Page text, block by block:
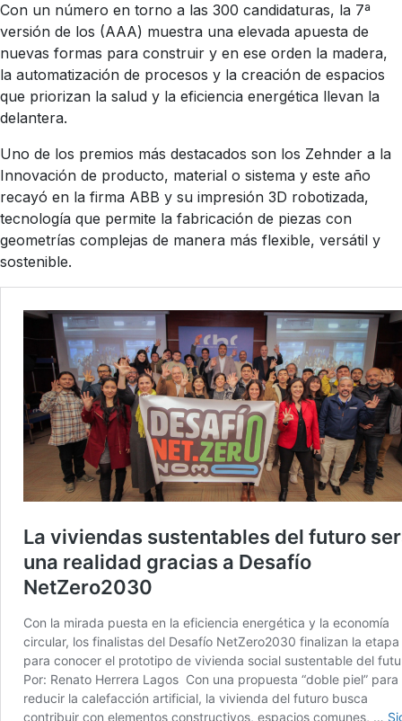
Con un número en torno a las 300 candidaturas, la 7ª
versión de los (AAA) muestra una elevada apuesta de
nuevas formas para construir y en ese orden la madera,
la automatización de procesos y la creación de espacios
que priorizan la salud y la eficiencia energética llevan la
delantera.
Uno de los premios más destacados son los Zehnder a la
Innovación de producto, material o sistema y este año
recayó en la firma ABB y su impresión 3D robotizada,
tecnología que permite la fabricación de piezas con
geometrías complejas de manera más flexible, versátil y
sostenible.